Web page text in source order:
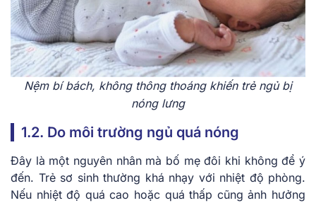
Nệm bí bách, không thông thoáng khiến trẻ ngủ bị
nóng lưng
1.2. Do môi trường ngủ quá nóng
Đây là một nguyên nhân mà bố mẹ đôi khi không để ý
đến. Trẻ sơ sinh thường khá nhạy với nhiệt độ phòng.
Nếu nhiệt độ quá cao hoặc quá thấp cũng ảnh hưởng